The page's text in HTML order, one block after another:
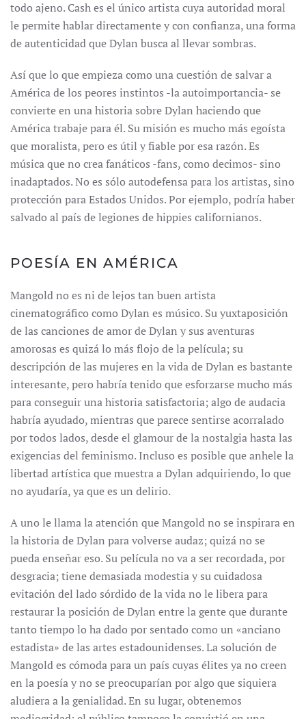
todo ajeno. Cash es el único artista cuya autoridad moral
le permite hablar directamente y con confianza, una forma
de autenticidad que Dylan busca al llevar sombras.
Así que lo que empieza como una cuestión de salvar a
América de los peores instintos -la autoimportancia- se
convierte en una historia sobre Dylan haciendo que
América trabaje para él. Su misión es mucho más egoísta
que moralista, pero es útil y fiable por esa razón. Es
música que no crea fanáticos -fans, como decimos- sino
inadaptados. No es sólo autodefensa para los artistas, sino
protección para Estados Unidos. Por ejemplo, podría haber
salvado al país de legiones de hippies californianos.
POESÍA EN AMÉRICA
Mangold no es ni de lejos tan buen artista
cinematográfico como Dylan es músico. Su yuxtaposición
de las canciones de amor de Dylan y sus aventuras
amorosas es quizá lo más flojo de la película; su
descripción de las mujeres en la vida de Dylan es bastante
interesante, pero habría tenido que esforzarse mucho más
para conseguir una historia satisfactoria; algo de audacia
habría ayudado, mientras que parece sentirse acorralado
por todos lados, desde el glamour de la nostalgia hasta las
exigencias del feminismo. Incluso es posible que anhele la
libertad artística que muestra a Dylan adquiriendo, lo que
no ayudaría, ya que es un delirio.
A uno le llama la atención que Mangold no se inspirara en
la historia de Dylan para volverse audaz; quizá no se
pueda enseñar eso. Su película no va a ser recordada, por
desgracia; tiene demasiada modestia y su cuidadosa
evitación del lado sórdido de la vida no le libera para
restaurar la posición de Dylan entre la gente que durante
tanto tiempo lo ha dado por sentado como un «anciano
estadista» de las artes estadounidenses. La solución de
Mangold es cómoda para un país cuyas élites ya no creen
en la poesía y no se preocuparían por algo que siquiera
aludiera a la genialidad. En su lugar, obtenemos